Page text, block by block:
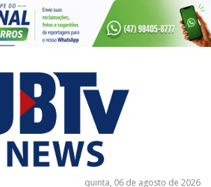
quinta, 06 de agosto de 2026